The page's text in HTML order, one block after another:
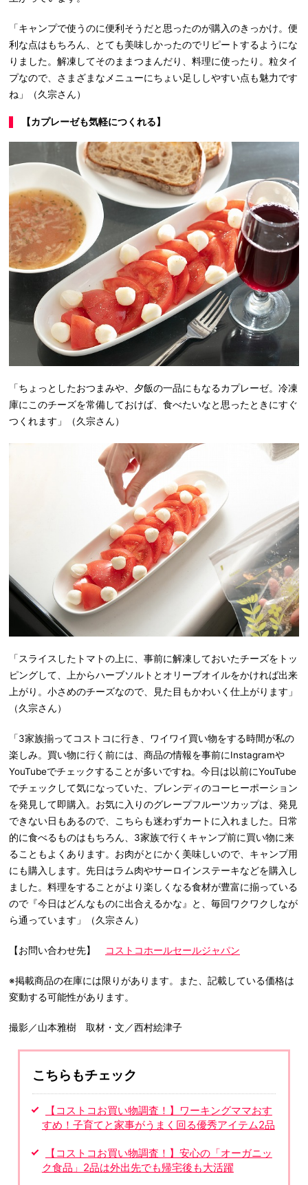
「キャンプで使うのに便利そうだと思ったのが購入のきっかけ。便
利な点はもちろん、とても美味しかったのでリピートするようにな
りました。解凍してそのままつまんだり、料理に使ったり。粒タイ
プなので、さまざまなメニューにちょい足ししやすい点も魅力です
ね」（久宗さん）
【カプレーゼも気軽につくれる】
「ちょっとしたおつまみや、夕飯の一品にもなるカプレーゼ。冷凍
庫にこのチーズを常備しておけば、食べたいなと思ったときにすぐ
つくれます」（久宗さん）
「スライスしたトマトの上に、事前に解凍しておいたチーズをトッ
ピングして、上からハーブソルトとオリーブオイルをかければ出来
上がり。小さめのチーズなので、見た目もかわいく仕上がります」
（久宗さん）
「3家族揃ってコストコに行き、ワイワイ買い物をする時間が私の
楽しみ。買い物に行く前には、商品の情報を事前にInstagramや
YouTubeでチェックすることが多いですね。今日は以前にYouTube
でチェックして気になっていた、ブレンディのコーヒーポーション
を発見して即購入。お気に入りのグレープフルーツカップは、発見
できない日もあるので、こちらも迷わずカートに入れました。日常
的に食べるものはもちろん、3家族で行くキャンプ前に買い物に来
ることもよくあります。お肉がとにかく美味しいので、キャンプ用
にも購入します。先日はラム肉やサーロインステーキなどを購入し
ました。料理をすることがより楽しくなる食材が豊富に揃っている
ので『今日はどんなものに出合えるかな』と、毎回ワクワクしなが
ら通っています」（久宗さん）
【お問い合わせ先】 コストコホールセールジャパン
※掲載商品の在庫には限りがあります。また、記載している価格は
変動する可能性があります。
撮影／山本雅樹 取材・文／西村絵津子
こちらもチェック
【コストコお買い物調査！】ワーキングママおす
すめ！子育てと家事がうまく回る優秀アイテム2品
【コストコお買い物調査！】安心の「オーガニッ
ク食品」2品は外出先でも帰宅後も大活躍